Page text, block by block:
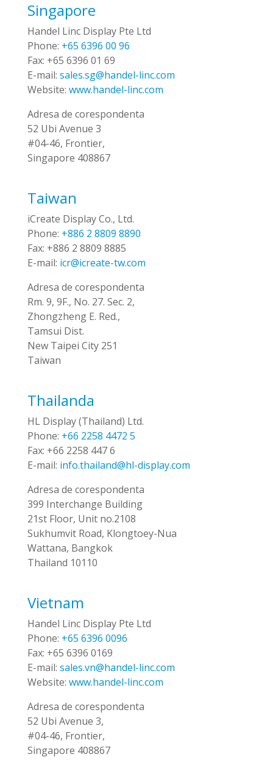
Singapore
Handel Linc Display Pte Ltd
Phone: +65 6396 00 96
Fax: +65 6396 01 69
E-mail: sales.sg@handel-linc.com
Website: www.handel-linc.com
Adresa de corespondenta
52 Ubi Avenue 3
#04-46, Frontier,
Singapore 408867
Taiwan
iCreate Display Co., Ltd.
Phone: +886 2 8809 8890
Fax: +886 2 8809 8885
E-mail: icr@icreate-tw.com
Adresa de corespondenta
Rm. 9, 9F., No. 27. Sec. 2,
Zhongzheng E. Red.,
Tamsui Dist.
New Taipei City 251
Taiwan
Thailanda
HL Display (Thailand) Ltd.
Phone: +66 2258 4472 5
Fax: +66 2258 447 6
E-mail: info.thailand@hl-display.com
Adresa de corespondenta
399 Interchange Building
21st Floor, Unit no.2108
Sukhumvit Road, Klongtoey-Nua
Wattana, Bangkok
Thailand 10110
Vietnam
Handel Linc Display Pte Ltd
Phone: +65 6396 0096
Fax: +65 6396 0169
E-mail: sales.vn@handel-linc.com
Website: www.handel-linc.com
Adresa de corespondenta
52 Ubi Avenue 3,
#04-46, Frontier,
Singapore 408867